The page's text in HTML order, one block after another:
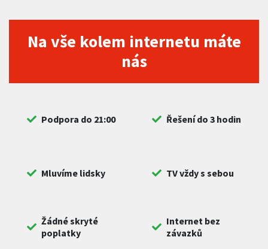
Na vše kolem internetu máte
nás
Podpora do 21:00 Řešení do 3 hodin
Mluvíme lidsky TV vždy s sebou
Žádné skryté
poplatky
Internet bez
závazků